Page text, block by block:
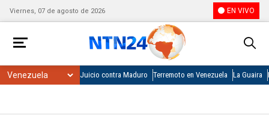
Viernes, 07 de agosto de 2026 EN VIVO
Juicio contra Maduro Terremoto en Venezuela La Guaira